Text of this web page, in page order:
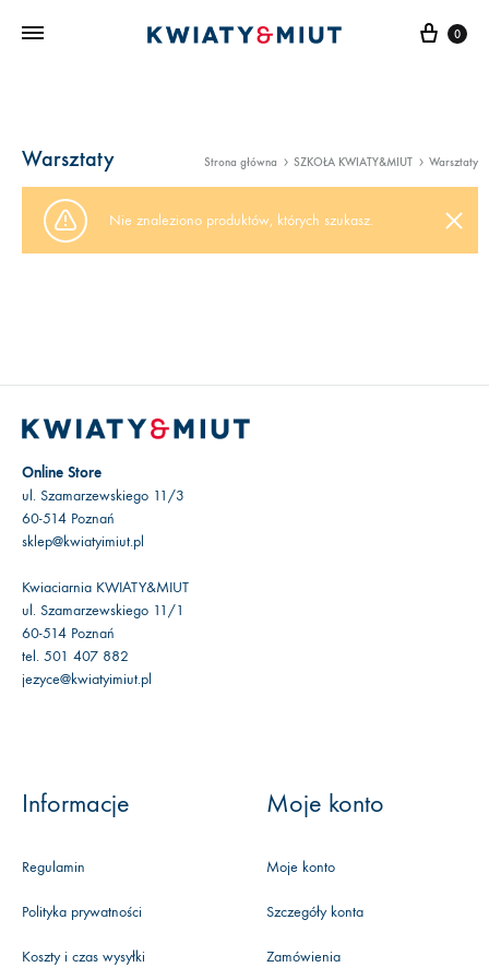
0
Warsztaty Strona główna SZKOŁA KWIATY&MIUT Warsztaty
Nie znaleziono produktów, których szukasz.
Online Store
ul. Szamarzewskiego 11/3
60-514 Poznań
sklep@kwiatyimiut.pl
Kwiaciarnia KWIATY&MIUT
ul. Szamarzewskiego 11/1
60-514 Poznań
tel. 501 407 882
jezyce@kwiatyimiut.pl
Informacje
Regulamin
Polityka prywatności
Koszty i czas wysyłki
Moje konto
Moje konto
Szczegóły konta
Zamówienia